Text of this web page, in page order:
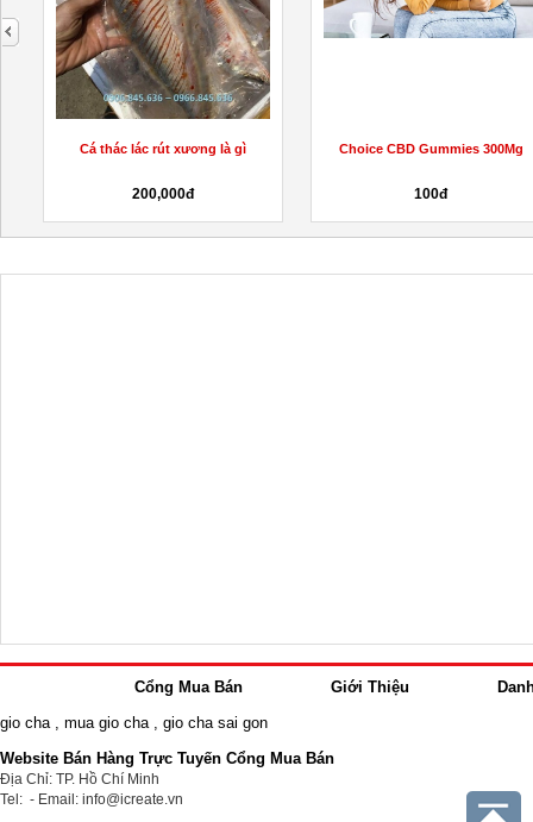
Cá thác lác rút xương là gì
200,000đ
Choice CBD Gummies 300Mg
100đ
next
Cổng Mua Bán Giới Thiệu
gio cha, mua gio cha, gio cha sai gon
Website Bán Hàng Trực Tuyến Cổng Mua Bán
Địa Chỉ: TP. Hồ Chí Minh
Tel: - Email: info@icreate.vn